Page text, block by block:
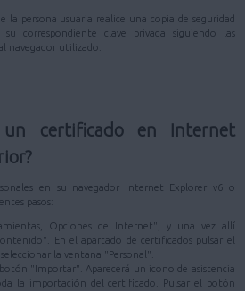
la persona usuaria realice una copia de seguridad
correspondiente clave privada siguiendo las
navegador utilizado.
un certificado en Internet
en su navegador Internet Explorer v6 o
pasos:
Opciones de Internet", y una vez allí
En el apartado de certificados pulsar el
la ventana "Personal".
"Importar". Aparecerá un icono de asistencia
la importación del certificado. Pulsar el botón